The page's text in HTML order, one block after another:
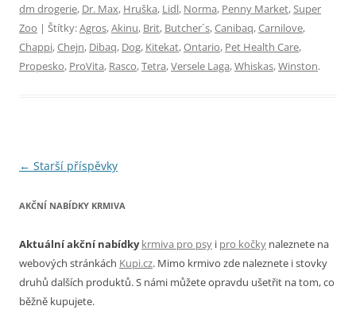
dm drogerie, Dr. Max, Hruška, Lidl, Norma, Penny Market,Super
Zoo | Štítky:Agros,Akinu, Brit, Butcher´s,Canibaq,Carnilove,
Chappi,Chejn, Dibaq, Dog, Kitekat,Ontario, Pet Health Care,
Propesko, ProVita, Rasco,Tetra,Versele Laga,Whiskas,Winston.
Navigace
příspěvky
← Starší příspěvky
AKČNÍ NABÍDKY KRMIVA
Aktuální akční nabídky krmiva pro psy i pro kočky naleznete na
webových stránkách Kupi.cz. Mimo krmivo zde naleznete i stovky
druhů dalších produktů. S námi můžete opravdu ušetřit na tom, co
běžně kupujete.